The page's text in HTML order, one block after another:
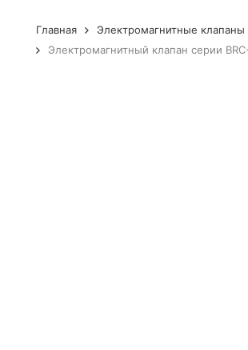
Главная Электромагнитные клапаны
Электромагнитный клапан серии